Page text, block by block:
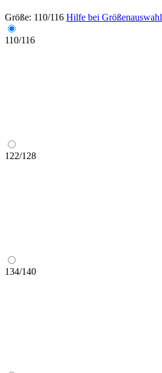
Größe: 110/116 Hilfe bei Größenauswahl
110/116
122/128
134/140